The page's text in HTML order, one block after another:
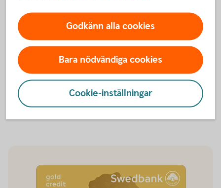
Betal- och kreditkort Mastercard
Betal- och kreditkort Mastercard
Godkänn alla cookies
Bara nödvändiga cookies
Cookie-inställningar